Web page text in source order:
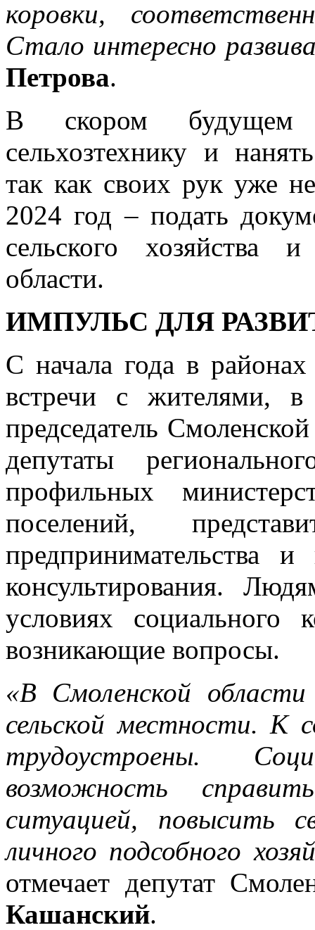
коровки,
Стало интересно
Петрова.
В скором будущем
сельхозтехнику и
так как своих рук уже
2024 год – подать
сельского хозяйства
области.
ИМПУЛЬС ДЛЯ
С начала года в
встречи с жителями, в
председатель
депутаты
профильных
поселений,
предпринимательства и
консультирования.
условиях социального
возникающие вопросы.
«В Смоленской
сельской местности. К
трудоустроены.
возможность
ситуацией, повысить
личного подсобного
отмечает депутат
Кашанский.